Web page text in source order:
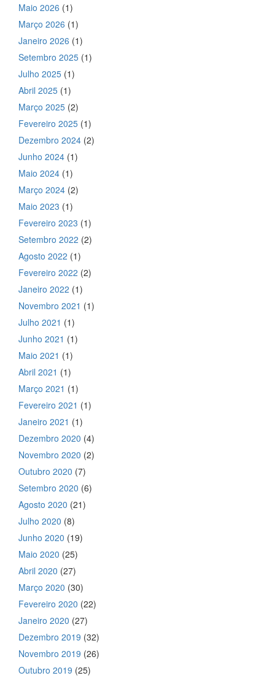
Maio 2026 (1)
Março 2026 (1)
Janeiro 2026 (1)
Setembro 2025 (1)
Julho 2025 (1)
Abril 2025 (1)
Março 2025 (2)
Fevereiro 2025 (1)
Dezembro 2024 (2)
Junho 2024 (1)
Maio 2024 (1)
Março 2024 (2)
Maio 2023 (1)
Fevereiro 2023 (1)
Setembro 2022 (2)
Agosto 2022 (1)
Fevereiro 2022 (2)
Janeiro 2022 (1)
Novembro 2021 (1)
Julho 2021 (1)
Junho 2021 (1)
Maio 2021 (1)
Abril 2021 (1)
Março 2021 (1)
Fevereiro 2021 (1)
Janeiro 2021 (1)
Dezembro 2020 (4)
Novembro 2020 (2)
Outubro 2020 (7)
Setembro 2020 (6)
Agosto 2020 (21)
Julho 2020 (8)
Junho 2020 (19)
Maio 2020 (25)
Abril 2020 (27)
Março 2020 (30)
Fevereiro 2020 (22)
Janeiro 2020 (27)
Dezembro 2019 (32)
Novembro 2019 (26)
Outubro 2019 (25)